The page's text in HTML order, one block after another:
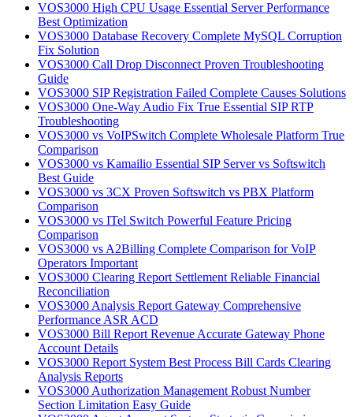
VOS3000 High CPU Usage Essential Server Performance
Best Optimization
VOS3000 Database Recovery Complete MySQL Corruption
Fix Solution
VOS3000 Call Drop Disconnect Proven Troubleshooting
Guide
VOS3000 SIP Registration Failed Complete Causes Solutions
VOS3000 One-Way Audio Fix True Essential SIP RTP
Troubleshooting
VOS3000 vs VoIPSwitch Complete Wholesale Platform True
Comparison
VOS3000 vs Kamailio Essential SIP Server vs Softswitch
Best Guide
VOS3000 vs 3CX Proven Softswitch vs PBX Platform
Comparison
VOS3000 vs ITel Switch Powerful Feature Pricing
Comparison
VOS3000 vs A2Billing Complete Comparison for VoIP
Operators Important
VOS3000 Clearing Report Settlement Reliable Financial
Reconciliation
VOS3000 Analysis Report Gateway Comprehensive
Performance ASR ACD
VOS3000 Bill Report Revenue Accurate Gateway Phone
Account Details
VOS3000 Report System Best Process Bill Cards Clearing
Analysis Reports
VOS3000 Authorization Management Robust Number
Section Limitation Easy Guide